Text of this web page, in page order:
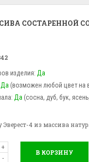
СОСТАРЕННОЙ
изделия: Да
Да (возможен любой цвет на
Да (сосна, дуб, бук,
4 из массива
+
-
В КОРЗИНУ